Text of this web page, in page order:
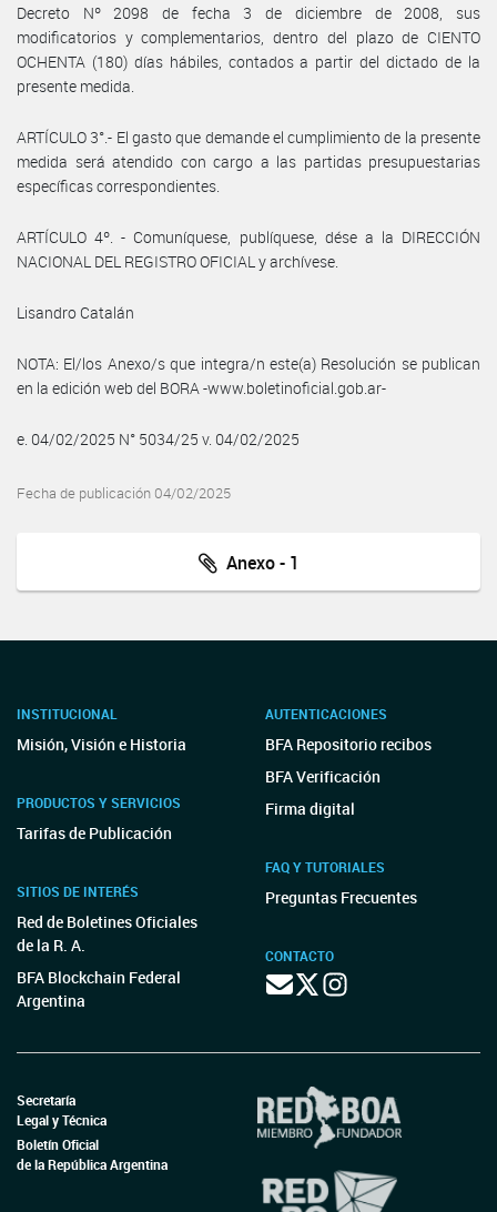
Decreto Nº 2098 de fecha 3 de diciembre de 2008, sus
modificatorios y complementarios, dentro del plazo de CIENTO
OCHENTA (180) días hábiles, contados a partir del dictado de la
presente medida.
ARTÍCULO 3°.- El gasto que demande el cumplimiento de la presente
medida será atendido con cargo a las partidas presupuestarias
específicas correspondientes.
ARTÍCULO 4º. - Comuníquese, publíquese, dése a la DIRECCIÓN
NACIONAL DEL REGISTRO OFICIAL y archívese.
Lisandro Catalán
NOTA: El/los Anexo/s que integra/n este(a) Resolución se publican
en la edición web del BORA -www.boletinoficial.gob.ar-
e. 04/02/2025 N° 5034/25 v. 04/02/2025
Fecha de publicación 04/02/2025
Anexo - 1
INSTITUCIONAL
Misión, Visión e Historia
PRODUCTOS Y SERVICIOS
Tarifas de Publicación
SITIOS DE INTERÉS
Red de Boletines Oficiales
de la R. A.
BFA Blockchain Federal
Argentina
AUTENTICACIONES
BFA Repositorio recibos
BFA Verificación
Firma digital
FAQ Y TUTORIALES
Preguntas Frecuentes
CONTACTO
Secretaría
Legal y Técnica
Boletín Oficial
de la República Argentina